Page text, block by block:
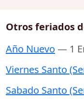
Otros feriados
Año Nuevo — 1
Viernes Santo
Sabado Santo